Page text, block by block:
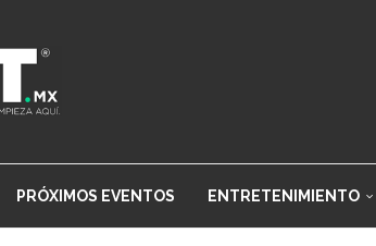
PRÓXIMOS EVENTOS ENTRETENIMIENTO